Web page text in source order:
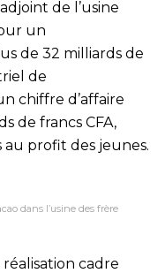
de l’usine
un
de 32 milliards de
de
chiffre d’affaire
de francs CFA,
au profit des jeunes.
dans l’usine des frère
cadre